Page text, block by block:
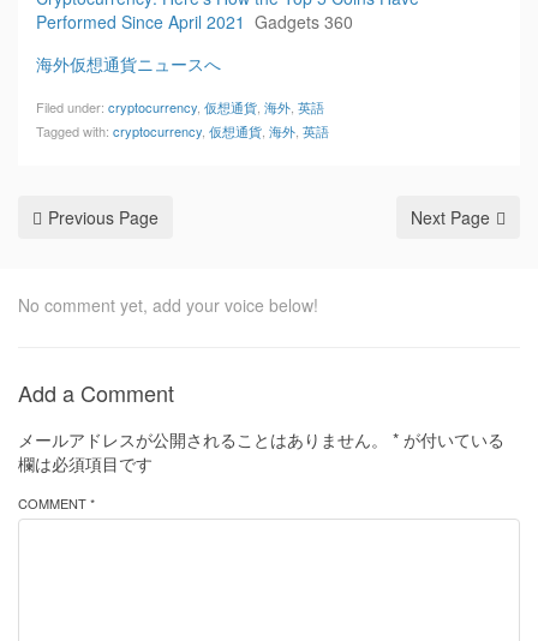
Performed Since April 2021 Gadgets 360
海外仮想通貨ニュースへ
Filed under: cryptocurrency 仮想通貨 海外 英語
Tagged with: cryptocurrency 仮想通貨 海外 英語
Previous Page Next Page
No comment yet, add your voice below!
Add a Comment
メールアドレスが公開されることはありません。 * が付いている
欄は必須項目です
COMMENT *